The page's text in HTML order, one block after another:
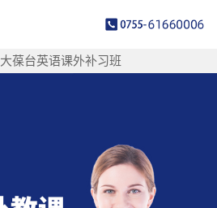
大葆台英语课外补习班